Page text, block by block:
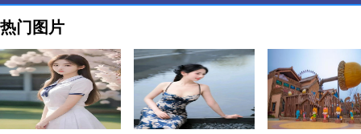
热门图片